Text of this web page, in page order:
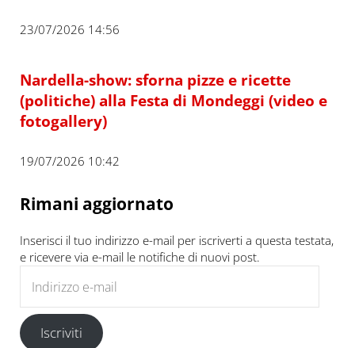
23/07/2026 14:56
Nardella-show: sforna pizze e ricette
(politiche) alla Festa di Mondeggi (video e
fotogallery)
19/07/2026 10:42
Rimani aggiornato
Inserisci il tuo indirizzo e-mail per iscriverti a questa testata,
e ricevere via e-mail le notifiche di nuovi post.
Iscriviti